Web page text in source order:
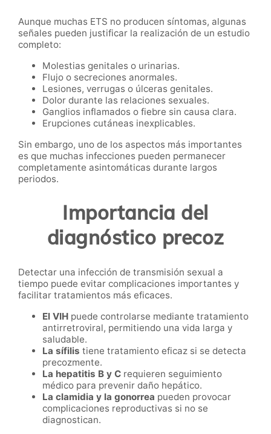
Aunque muchas ETS no producen síntomas, algunas
señales pueden justificar la realización de un estudio
completo:
Molestias genitales o urinarias.
Flujo o secreciones anormales.
Lesiones, verrugas o úlceras genitales.
Dolor durante las relaciones sexuales.
Ganglios inflamados o fiebre sin causa clara.
Erupciones cutáneas inexplicables.
Sin embargo, uno de los aspectos más importantes
es que muchas infecciones pueden permanecer
completamente asintomáticas durante largos
periodos.
Importancia del
diagnóstico precoz
Detectar una infección de transmisión sexual a
tiempo puede evitar complicaciones importantes y
facilitar tratamientos más eficaces.
El VIH puede controlarse mediante tratamiento
antirretroviral, permitiendo una vida larga y
saludable.
La sífilis tiene tratamiento eficaz si se detecta
precozmente.
La hepatitis B y C requieren seguimiento
médico para prevenir daño hepático.
La clamidia y la gonorrea pueden provocar
complicaciones reproductivas si no se
diagnostican.